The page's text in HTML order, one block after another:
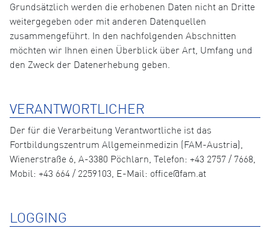
Grundsätzlich werden die erhobenen Daten nicht an Dritte
weitergegeben oder mit anderen Datenquellen
zusammengeführt. In den nachfolgenden Abschnitten
möchten wir Ihnen einen Überblick über Art, Umfang und
den Zweck der Datenerhebung geben.
VERANTWORTLICHER
Der für die Verarbeitung Verantwortliche ist das
Fortbildungszentrum Allgemeinmedizin (FAM-Austria),
Wienerstraße 6, A-3380 Pöchlarn, Telefon: +43 2757 / 7668,
Mobil: +43 664 / 2259103, E-Mail: office@fam.at
LOGGING